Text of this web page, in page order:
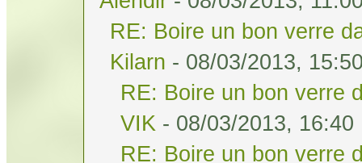
RE: Boire un bon verre
Kilarn - 08/03/2013,
RE: Boire un bon verre
VIK - 08/03/2013, 16:40
RE: Boire un bon verre